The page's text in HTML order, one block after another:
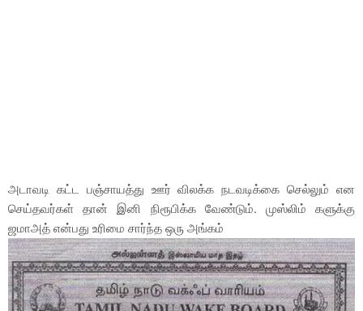
அடாவடி கட்ட பஞ்சாயத்து ஊர் விலக்க நடவடிக்கை செல்லும் என
செய்தவர்கள் தான் இனி நிரூபிக்க வேண்டும். முஸ்லிம் களுக்கு
ஜமாஅத் என்பது உரிமை சார்ந்த ஒரு அங்கம்